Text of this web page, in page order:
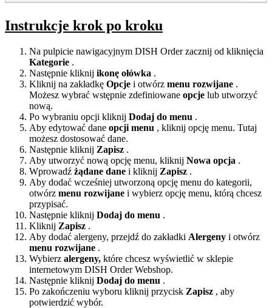
Instrukcje krok po kroku
Na pulpicie nawigacyjnym DISH Order zacznij od kliknięcia
Kategorie .
Następnie kliknij ikonę ołówka .
Kliknij na zakładkę Opcje i otwórz menu rozwijane .
Możesz wybrać wstępnie zdefiniowane opcje lub utworzyć
nową.
Po wybraniu opcji kliknij Dodaj do menu .
Aby edytować dane opcji menu , kliknij opcję menu. Tutaj
możesz dostosować dane.
Następnie kliknij Zapisz .
Aby utworzyć nową opcję menu, kliknij Nowa opcja .
Wprowadź żądane dane i kliknij Zapisz .
Aby dodać wcześniej utworzoną opcję menu do kategorii,
otwórz menu rozwijane i wybierz opcję menu, którą chcesz
przypisać.
Następnie kliknij Dodaj do menu .
Kliknij Zapisz .
Aby dodać alergeny, przejdź do zakładki Alergeny i otwórz
menu rozwijane .
Wybierz alergeny, które chcesz wyświetlić w sklepie
internetowym DISH Order Webshop.
Następnie kliknij Dodaj do menu .
Po zakończeniu wyboru kliknij przycisk Zapisz , aby
potwierdzić wybór.